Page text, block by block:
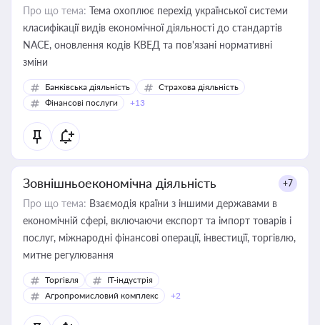
Про що тема: Тема охоплює перехід української системи
класифікації видів економічної діяльності до стандартів
NACE, оновлення кодів КВЕД та пов'язані нормативні
зміни
Банківська діяльність
Страхова діяльність
Фінансові послуги
+13
Зовнішньоекономічна діяльність +7
Про що тема: Взаємодія країни з іншими державами в
економічній сфері, включаючи експорт та імпорт товарів і
послуг, міжнародні фінансові операції, інвестиції, торгівлю,
митне регулювання
Торгівля
IT-індустрія
Агропромисловий комплекс
+2